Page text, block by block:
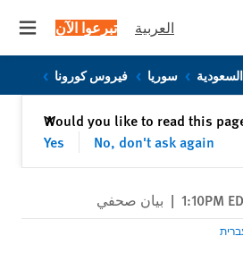
العربية تبرعوا الآن
السعودية سوريا فيروس كورونا
Would you like to read this
Yes
No, don't ask again
✕إغلاق
| بيان صحفي